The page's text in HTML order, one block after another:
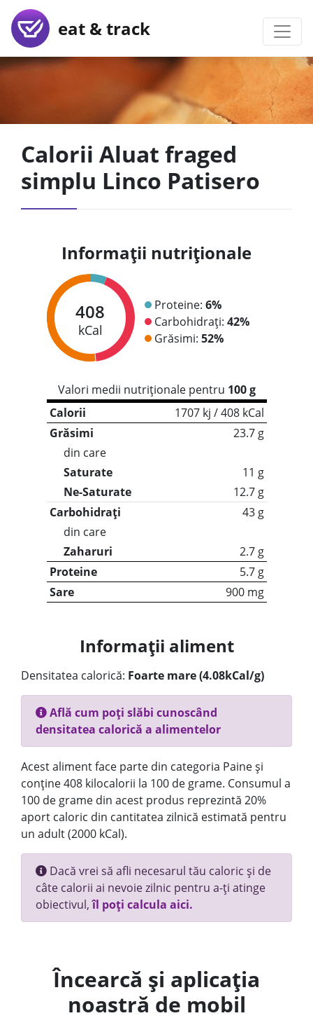
eat & track
Calorii Aluat fraged
simplu Linco Patisero
Informații nutriționale
408
kCal
Proteine: 6%
Carbohidrați: 42%
Grăsimi: 52%
Valori medii nutriționale pentru 100 g
Calorii
1707 kj / 408 kCal
Grăsimi
23.7 g
din care
Saturate
11 g
Ne-Saturate
12.7 g
Carbohidrați
43 g
din care
Zaharuri
2.7 g
Proteine
5.7 g
Sare
900 mg
Informații aliment
Densitatea calorică: Foarte mare (4.08kCal/g)
Află cum poți slăbi cunoscând
densitatea calorică a alimentelor
Acest aliment face parte din categoria Paine și
conține 408 kilocalorii la 100 de grame. Consumul a
100 de grame din acest produs reprezintă 20%
aport caloric din cantitatea zilnică estimată pentru
un adult (2000 kCal).
Dacă vrei să afli necesarul tău caloric și de
câte calorii ai nevoie zilnic pentru a-ți atinge
obiectivul,îl poți calcula aici.
Încearcă și aplicația
noastră de mobil